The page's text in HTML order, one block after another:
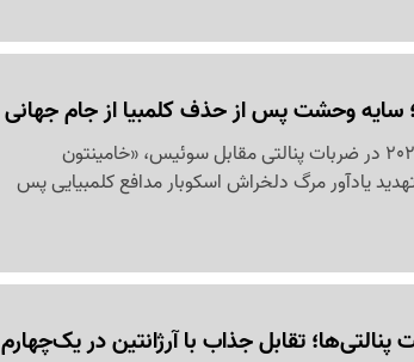
سایه وحشت پس از حذف کلمبیا از جام جهانی
پس از حذف تلخ کلمبیا از جام جهانی 2026 در ضربات پنالتی مقابل سوئیس، «خامینتون
یادآور مرگ دلخراش اسکوبار مدافع کلمبیایی پس
تقابل جذاب با آرژانتین در یک‌چهارم